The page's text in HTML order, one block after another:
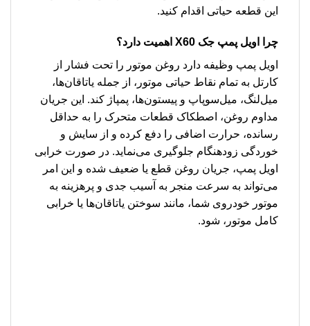
این قطعه حیاتی اقدام کنید.
چرا اویل پمپ جک X60 اهمیت دارد؟
اویل پمپ وظیفه دارد روغن موتور را تحت فشار از
کارتل به تمام نقاط حیاتی موتور، از جمله یاتاقان‌ها،
میل‌لنگ، میل‌سوپاپ و پیستون‌ها، پمپاژ کند. این جریان
مداوم روغن، اصطکاک قطعات متحرک را به حداقل
رسانده، حرارت اضافی را دفع کرده و از سایش و
خوردگی زودهنگام جلوگیری می‌نماید. در صورت خرابی
اویل پمپ، جریان روغن قطع یا ضعیف شده و این امر
می‌تواند به سرعت منجر به آسیب جدی و پرهزینه به
موتور خودروی شما، مانند سوختن یاتاقان‌ها یا خرابی
کامل موتور، شود.